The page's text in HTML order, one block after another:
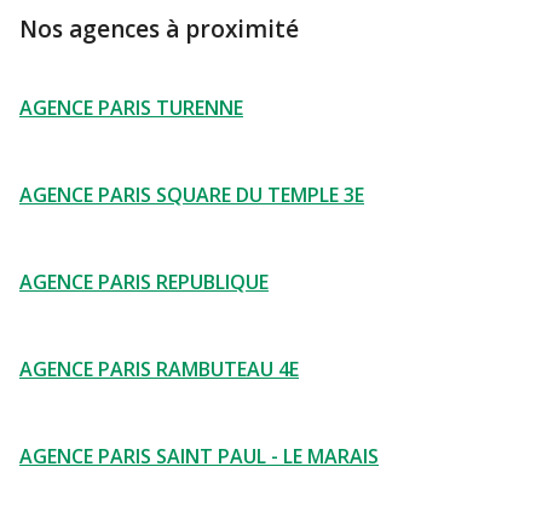
Nos agences à proximité
AGENCE PARIS TURENNE
AGENCE PARIS SQUARE DU TEMPLE 3E
AGENCE PARIS REPUBLIQUE
AGENCE PARIS RAMBUTEAU 4E
AGENCE PARIS SAINT PAUL - LE MARAIS